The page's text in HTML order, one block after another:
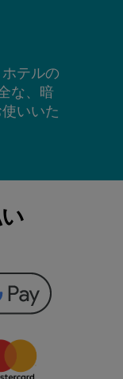
テルの
な、暗
いいた